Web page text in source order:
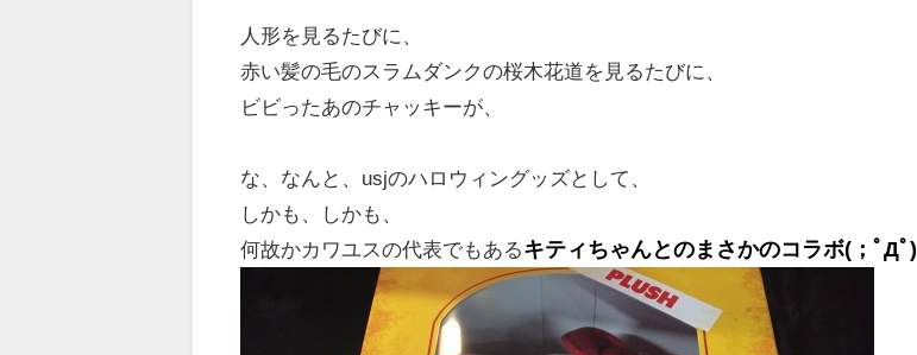
人形を見るたびに、
赤い髪の毛のスラムダンクの桜木花道を見るたびに、
ビビったあのチャッキーが、
な、なんと、usjのハロウィングッズとして、
しかも、しかも、
何故かカワユスの代表でもあるキティちゃんとのまさかのコラボ(；ﾟДﾟ)